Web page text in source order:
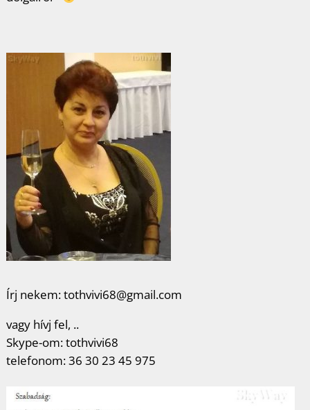
Írj nekem: tothvivi68@gmail.com
vagy hívj fel, ..
Skype-om: tothvivi68
telefonom: 36 30 23 45 975